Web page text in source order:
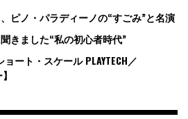
ピノ・パラディーノの“すごみ”と名演
きました“私の初心者時代”
ート・スケール PLAYTECH／